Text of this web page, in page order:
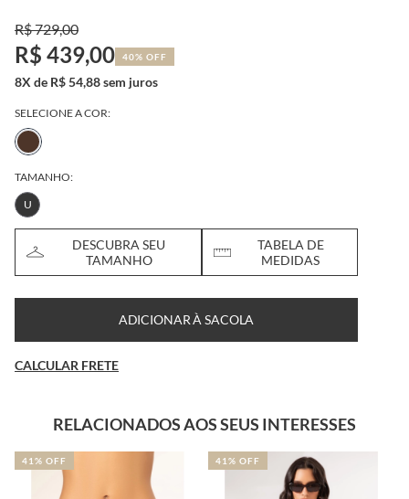
R$ 729,00
R$ 439,00 40% OFF
8X de R$ 54,88 sem juros
SELECIONE A COR:
TAMANHO:
U
DESCUBRA SEU
TAMANHO
TABELA DE
MEDIDAS
ADICIONAR À SACOLA
CALCULAR FRETE
RELACIONADOS AOS SEUS INTERESSES
41% OFF 41% OFF